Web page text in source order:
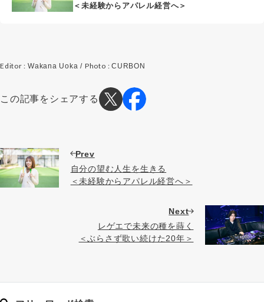
＜未経験からアパレル経営へ＞
Editor : Wakana Uoka / Photo :CURBON
この記事をシェアする
Prev
自分の望む人生を生きる
＜未経験からアパレル経営へ＞
Next
レゲエで未来の種を蒔く
＜ぶらさず歌い続けた20年＞